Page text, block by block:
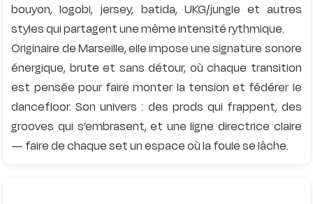
bouyon, logobi, jersey, batida, UKG/jungle et autres
styles qui partagent une même intensité rythmique.
Originaire de Marseille, elle impose une signature sonore
énergique, brute et sans détour, où chaque transition
est pensée pour faire monter la tension et fédérer le
dancefloor. Son univers : des prods qui frappent, des
grooves qui s’embrasent, et une ligne directrice claire